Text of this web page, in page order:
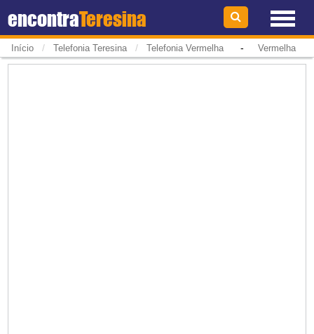
encontraTeresina
Início / Telefonia Teresina / Telefonia Vermelha- Vermelha